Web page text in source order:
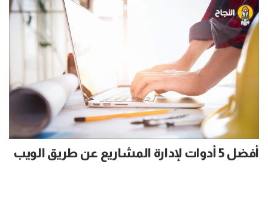
أفضل 5 أدوات لإدارة المشاريع عن طريق الويب